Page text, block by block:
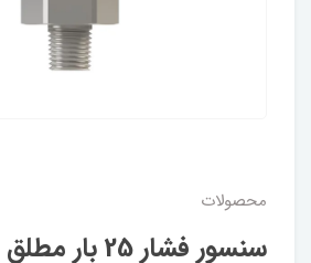
محصولات
سنسور فشار 25 بار مطلق